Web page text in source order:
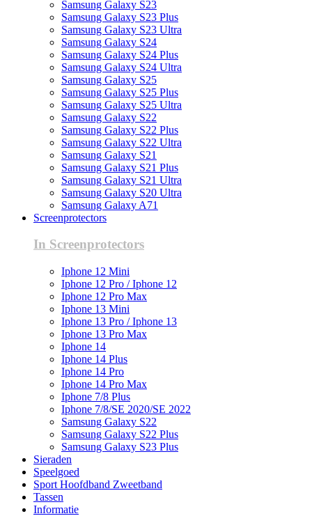
Samsung Galaxy S23
Samsung Galaxy S23 Plus
Samsung Galaxy S23 Ultra
Samsung Galaxy S24
Samsung Galaxy S24 Plus
Samsung Galaxy S24 Ultra
Samsung Galaxy S25
Samsung Galaxy S25 Plus
Samsung Galaxy S25 Ultra
Samsung Galaxy S22
Samsung Galaxy S22 Plus
Samsung Galaxy S22 Ultra
Samsung Galaxy S21
Samsung Galaxy S21 Plus
Samsung Galaxy S21 Ultra
Samsung Galaxy S20 Ultra
Samsung Galaxy A71
Screenprotectors
In Screenprotectors
Iphone 12 Mini
Iphone 12 Pro / Iphone 12
Iphone 12 Pro Max
Iphone 13 Mini
Iphone 13 Pro / Iphone 13
Iphone 13 Pro Max
Iphone 14
Iphone 14 Plus
Iphone 14 Pro
Iphone 14 Pro Max
Iphone 7/8 Plus
Iphone 7/8/SE 2020/SE 2022
Samsung Galaxy S22
Samsung Galaxy S22 Plus
Samsung Galaxy S23 Plus
Sieraden
Speelgoed
Sport Hoofdband Zweetband
Tassen
Informatie